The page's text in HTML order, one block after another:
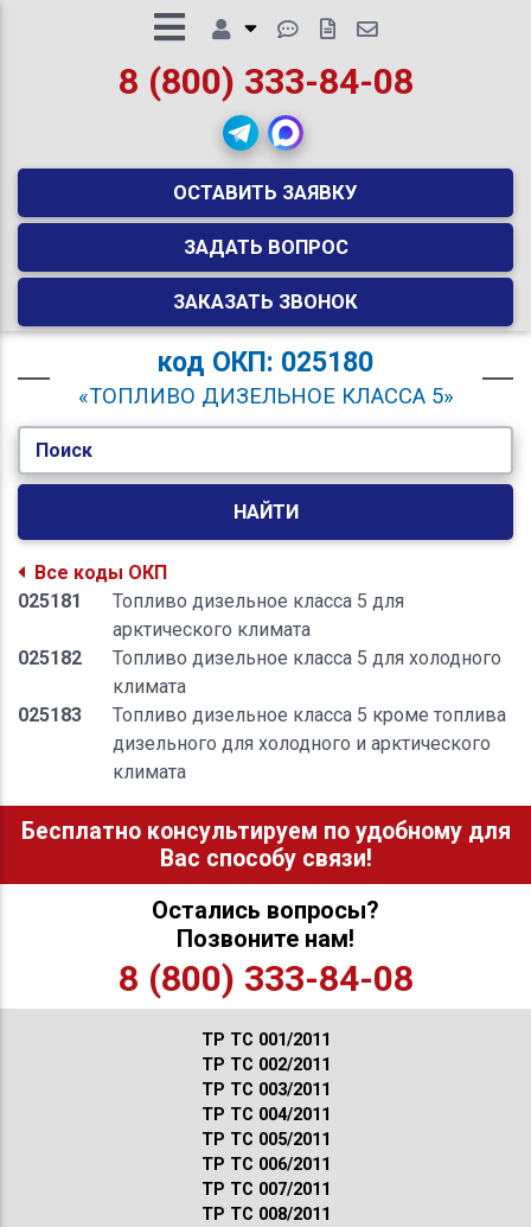
8 (800) 333-84-08
ОСТАВИТЬ ЗАЯВКУ
ЗАДАТЬ ВОПРОС
ЗАКАЗАТЬ ЗВОНОК
код ОКП: 025180
«ТОПЛИВО ДИЗЕЛЬНОЕ КЛАССА 5»
Поиск
НАЙТИ
Все коды ОКП
025181
Топливо дизельное класса 5 для
арктического климата
025182
Топливо дизельное класса 5 для холодного
климата
025183
Топливо дизельное класса 5 кроме топлива
дизельного для холодного и арктического
климата
Бесплатно консультируем по удобному для
Вас способу связи!
Остались вопросы?
Позвоните нам!
8 (800) 333-84-08
ТР ТС 001/2011
ТР ТС 002/2011
ТР ТС 003/2011
ТР ТС 004/2011
ТР ТС 005/2011
ТР ТС 006/2011
ТР ТС 007/2011
ТР ТС 008/2011